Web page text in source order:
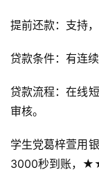
提前还款：支持
贷款条件：有连
贷款流程：在线
审核。
学生党葛梓萱用
3000秒到账，